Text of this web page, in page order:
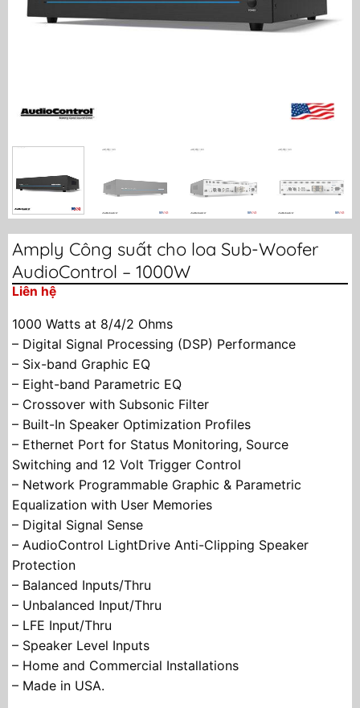
Amply Công suất cho loa Sub-Woofer
AudioControl – 1000W
Liên hệ
1000 Watts at 8/4/2 Ohms
– Digital Signal Processing (DSP) Performance
– Six-band Graphic EQ
– Eight-band Parametric EQ
– Crossover with Subsonic Filter
– Built-In Speaker Optimization Profiles
– Ethernet Port for Status Monitoring, Source
Switching and 12 Volt Trigger Control
– Network Programmable Graphic & Parametric
Equalization with User Memories
– Digital Signal Sense
– AudioControl LightDrive Anti-Clipping Speaker
Protection
– Balanced Inputs/Thru
– Unbalanced Input/Thru
– LFE Input/Thru
– Speaker Level Inputs
– Home and Commercial Installations
– Made in USA.